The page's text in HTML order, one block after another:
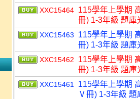
XXC15464 115學年上學期
冊) 1-3年級 題庫
XXC15463
115學年上學期
冊) 1-3年級 題庫
XXC15462
115學年上學期
冊) 1-3年級 題庫
XXC15461
115學年上學期
Ⅴ冊) 1-3年級 題